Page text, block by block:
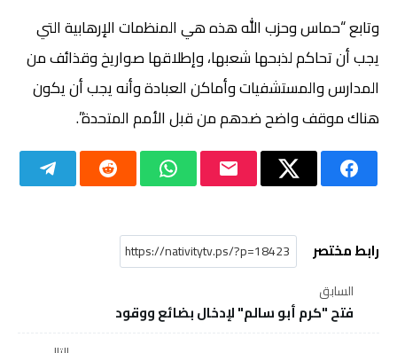
وتابع “حماس وحزب الله هذه هي المنظمات الإرهابية التي
يجب أن تحاكم لذبحها شعبها، وإطلاقها صواريخ وقذائف من
المدارس والمستشفيات وأماكن العبادة وأنه يجب أن يكون
هناك موقف واضح ضدهم من قبل الأمم المتحدة”.
رابط مختصر
السابق
فتح "كرم أبو سالم" لإدخال بضائع ووقود